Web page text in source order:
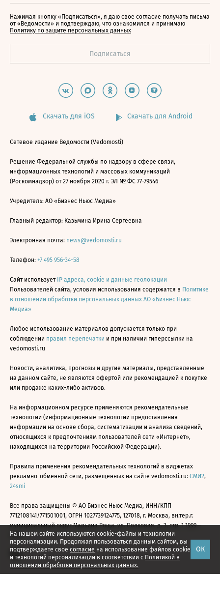
На нашем сайте используются cookie-файлы и технологии
персонализации. Продолжая пользоваться данным сайтом, вы
подтверждаете свое согласие на использование файлов cookie
и технологий персонализации в соответствии с Политикой в
отношении обработки персональных данных.
ОК
Нажимая кнопку «Подписаться», я даю свое согласие получать письма
от «Ведомости» и подтверждаю, что ознакомился и принимаю
Политику по защите персональных данных
Скачать для iOS Скачать для Android
Сетевое издание Ведомости (Vedomosti)
Решение Федеральной службы по надзору в сфере связи,
информационных технологий и массовых коммуникаций
(Роскомнадзор) от 27 ноября 2020 г. ЭЛ № ФС 77-79546
Учредитель: АО «Бизнес Ньюс Медиа»
Главный редактор: Казьмина Ирина Сергеевна
Электронная почта: news@vedomosti.ru
Телефон: +7 495 956-34-58
Сайт использует IP адреса, cookie и данные геолокации
Пользователей сайта, условия использования содержатся в Политике
в отношении обработки персональных данных АО «Бизнес Ньюс
Медиа»
Любое использование материалов допускается только при
соблюдении правил перепечатки и при наличии гиперссылки на
vedomosti.ru
Новости, аналитика, прогнозы и другие материалы, представленные
на данном сайте, не являются офертой или рекомендацией к покупке
или продаже каких-либо активов.
На информационном ресурсе применяются рекомендательные
технологии (информационные технологии предоставления
информации на основе сбора, систематизации и анализа сведений,
относящихся к предпочтениям пользователей сети «Интернет»,
находящихся на территории Российской Федерации).
Правила применения рекомендательных технологий в виджетах
рекламно-обменной сети, размещенных на сайте vedomosti.ru: СМИ2,
24smi
Все права защищены © АО Бизнес Ньюс Медиа, ИНН/КПП
7712108141/771501001, ОГРН 1027739124775, 127018, г. Москва, вн.тер.г.
муниципальный округ Марьина Роща, ул. Полковая, д. 3, стр. 1 1999—
2026